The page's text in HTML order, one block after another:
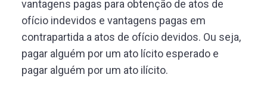
vantagens pagas para obtenção de atos de
ofício indevidos e vantagens pagas em
contrapartida a atos de ofício devidos. Ou seja,
pagar alguém por um ato lícito esperado e
pagar alguém por um ato ilícito.